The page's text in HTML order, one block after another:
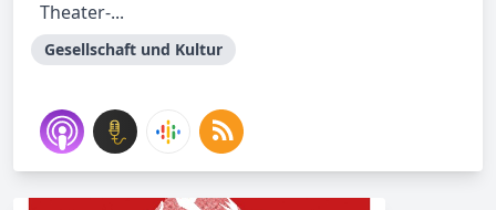
Theater-...
Gesellschaft und Kultur